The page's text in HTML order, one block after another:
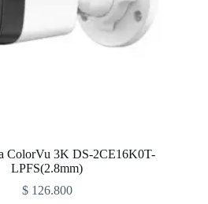
ColorVu 3K DS-2CE16K0T-
LPFS(2.8mm)
$126.800